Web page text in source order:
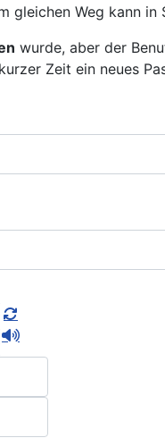
gleichen Weg kann
wurde, aber der
Zeit ein neues